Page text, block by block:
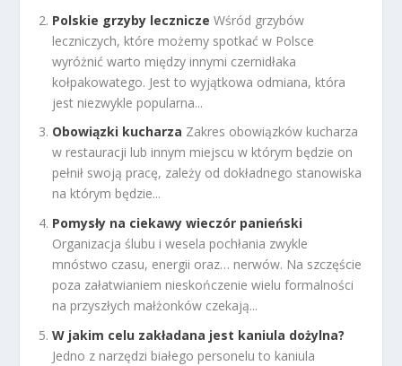
Polskie grzyby lecznicze Wśród grzybów
leczniczych, które możemy spotkać w Polsce
wyróżnić warto między innymi czernidłaka
kołpakowatego. Jest to wyjątkowa odmiana, która
jest niezwykle popularna...
Obowiązki kucharza Zakres obowiązków kucharza
w restauracji lub innym miejscu w którym będzie on
pełnił swoją pracę, zależy od dokładnego stanowiska
na którym będzie...
Pomysły na ciekawy wieczór panieński
Organizacja ślubu i wesela pochłania zwykle
mnóstwo czasu, energii oraz… nerwów. Na szczęście
poza załatwianiem nieskończenie wielu formalności
na przyszłych małżonków czekają...
W jakim celu zakładana jest kaniula dożylna?
Jedno z narzędzi białego personelu to kaniula